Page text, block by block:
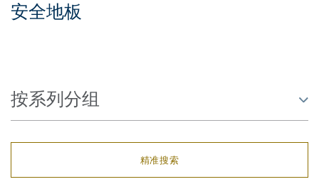
安全地板
按系列分组
精准搜索